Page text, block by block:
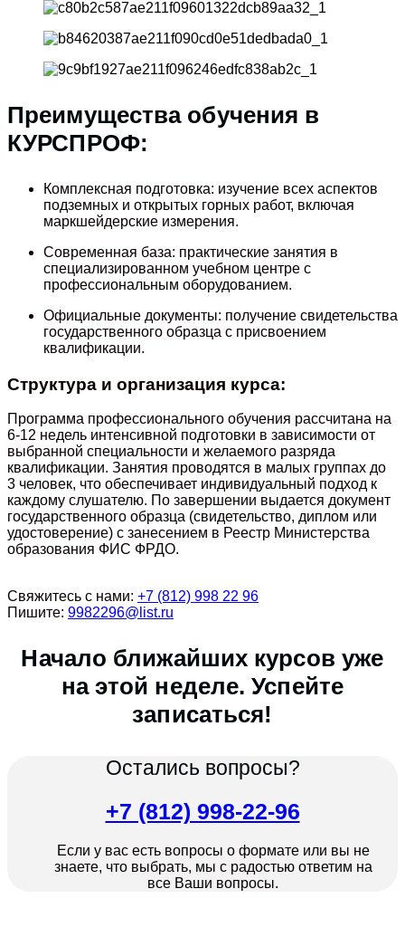
Преимущества обучения в
КУРСПРОФ:
Комплексная подготовка: изучение всех аспектов
подземных и открытых горных работ, включая
маркшейдерские измерения.
Современная база: практические занятия в
специализированном учебном центре с
профессиональным оборудованием.
Официальные документы: получение свидетельства
государственного образца с присвоением
квалификации.
Структура и организация курса:
Программа профессионального обучения рассчитана на
6-12 недель интенсивной подготовки в зависимости от
выбранной специальности и желаемого разряда
квалификации. Занятия проводятся в малых группах до
3 человек, что обеспечивает индивидуальный подход к
каждому слушателю. По завершении выдается документ
государственного образца (свидетельство, диплом или
удостоверение) с занесением в Реестр Министерства
образования ФИС ФРДО.
Свяжитесь с нами: +7 (812) 998 22 96
Пишите: 9982296@list.ru
Начало ближайших курсов уже
на этой неделе. Успейте
записаться!
Остались вопросы?
+7 (812) 998-22-96
Если у вас есть вопросы о формате или вы не
знаете, что выбрать, мы с радостью ответим на
все Ваши вопросы.